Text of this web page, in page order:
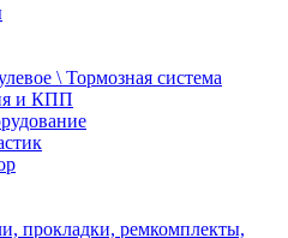
\ Тормозная система
и КПП
прокладки, ремкомплекты,